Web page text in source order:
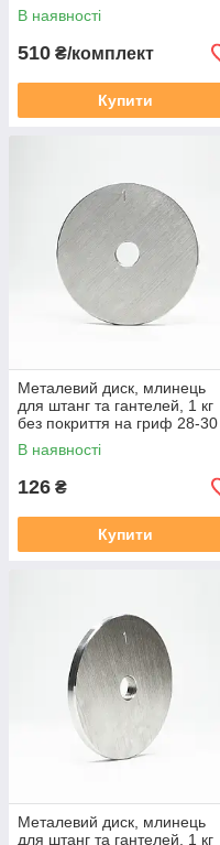
В наявності
510 ₴/комплект
Купити
Металевий диск, млинець
для штанг та гантелей, 1 кг
без покриття на гриф 28-30
мм
В наявності
126 ₴
Купити
Металевий диск, млинець
для штанг та гантелей, 1 кг